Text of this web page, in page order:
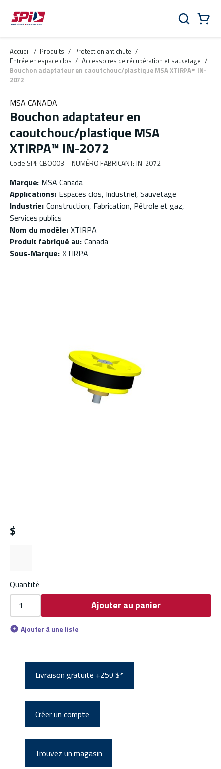
Aller au contenu principal
Skip to menu
Skip to footer
Rechercher
Accueil / Produits / Protection antichute /
Entrée en espace clos / Accessoires de récupération et sauvetage /
Bouchon adaptateur en caoutchouc/plastique MSA XTIRPA™ IN-
2072
MSA CANADA
Bouchon adaptateur en
caoutchouc/plastique MSA
XTIRPA™ IN-2072
Code SPI: CBO003 NUMÉRO FABRICANT: IN-2072
Marque: MSA Canada
Applications: Espaces clos, Industriel, Sauvetage
Industrie: Construction, Fabrication, Pétrole et gaz,
Services publics
Nom du modèle: XTIRPA
Produit fabriqué au: Canada
Sous-Marque: XTIRPA
$
Quantité
Ajouter au panier
Ajouter à une liste
Livraison gratuite +250 $*
Créer un compte
Trouvez un magasin